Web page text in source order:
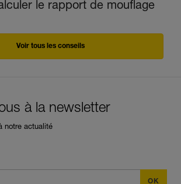
le rapport de mouflage
Voir tous les conseils
à la newsletter
notre actualité